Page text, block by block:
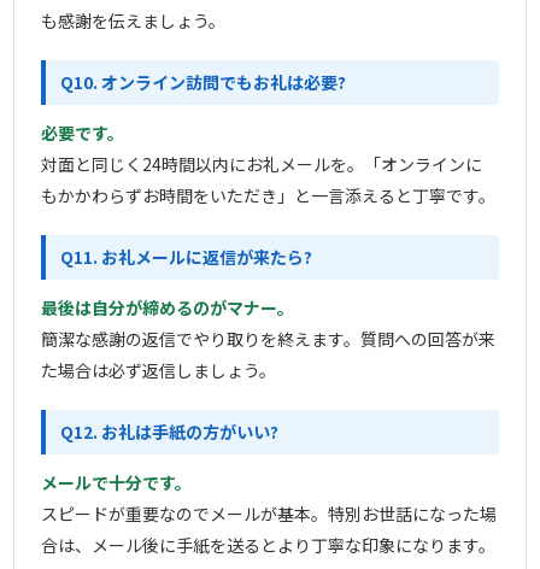
も感謝を伝えましょう。
Q10. オンライン訪問でもお礼は必要?
必要です。
対面と同じく24時間以内にお礼メールを。「オンラインに
もかかわらずお時間をいただき」と一言添えると丁寧です。
Q11. お礼メールに返信が来たら?
最後は自分が締めるのがマナー。
簡潔な感謝の返信でやり取りを終えます。質問への回答が来
た場合は必ず返信しましょう。
Q12. お礼は手紙の方がいい?
メールで十分です。
スピードが重要なのでメールが基本。特別お世話になった場
合は、メール後に手紙を送るとより丁寧な印象になります。